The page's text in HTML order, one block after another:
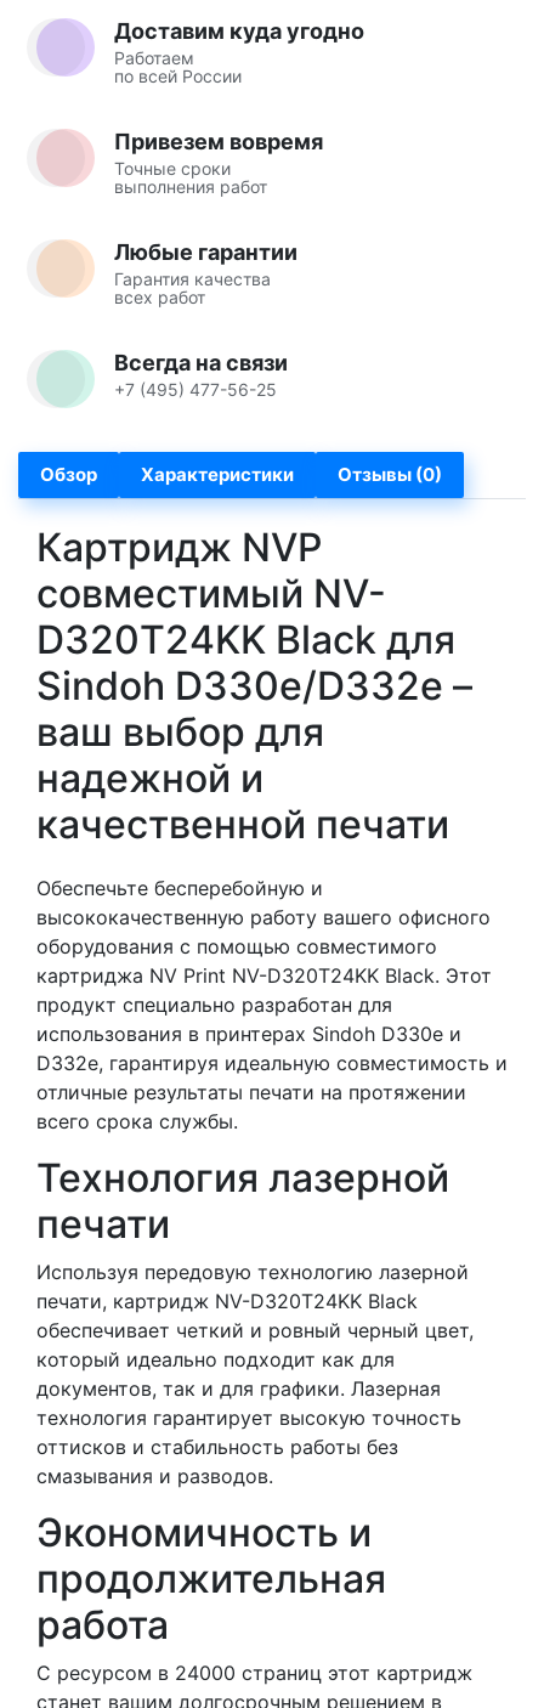
Доставим куда угодно
Работаем
по всей России
Привезем вовремя
Точные сроки
выполнения работ
Любые гарантии
Гарантия качества
всех работ
Всегда на связи
+7 (495) 477-56-25
Обзор Характеристики Отзывы (0)
Картридж NVP
совместимый NV-
D320T24KK Black для
Sindoh D330e/D332e –
ваш выбор для
надежной и
качественной печати
Обеспечьте бесперебойную и
высококачественную работу вашего офисного
оборудования с помощью совместимого
картриджа NV Print NV-D320T24KK Black. Этот
продукт специально разработан для
использования в принтерах Sindoh D330e и
D332e, гарантируя идеальную совместимость и
отличные результаты печати на протяжении
всего срока службы.
Технология лазерной
печати
Используя передовую технологию лазерной
печати, картридж NV-D320T24KK Black
обеспечивает четкий и ровный черный цвет,
который идеально подходит как для
документов, так и для графики. Лазерная
технология гарантирует высокую точность
оттисков и стабильность работы без
смазывания и разводов.
Экономичность и
продолжительная
работа
С ресурсом в 24000 страниц этот картридж
станет вашим долгосрочным решением в